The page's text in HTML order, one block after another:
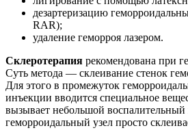
дезартеризацию
RAR);
удаление геморроя лазером.
Склеротерапия рекомендована при
Суть метода — склеивание стенок
Для этого в промежуток
инъекции вводится специальное
вызывает небольшой воспалительный
геморроидальный узел просто